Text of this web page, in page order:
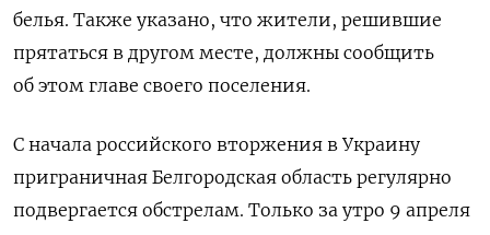
белья. Также указано, что жители, решившие
прятаться в другом месте, должны сообщить
об этом главе своего поселения.
С начала российского вторжения в Украину
приграничная Белгородская область регулярно
подвергается обстрелам. Только за утро 9 апреля